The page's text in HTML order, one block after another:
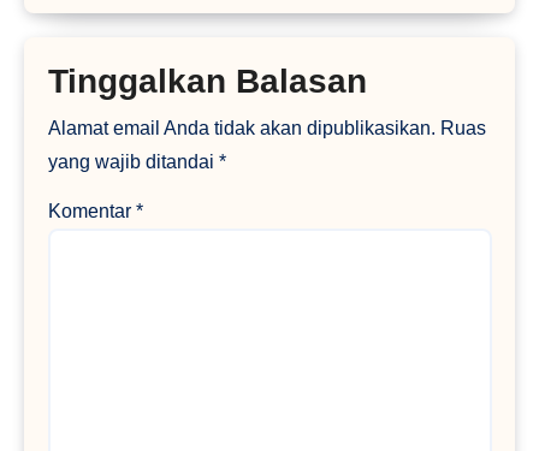
Tinggalkan Balasan
Alamat email Anda tidak akan dipublikasikan. Ruas
yang wajib ditandai *
Komentar *